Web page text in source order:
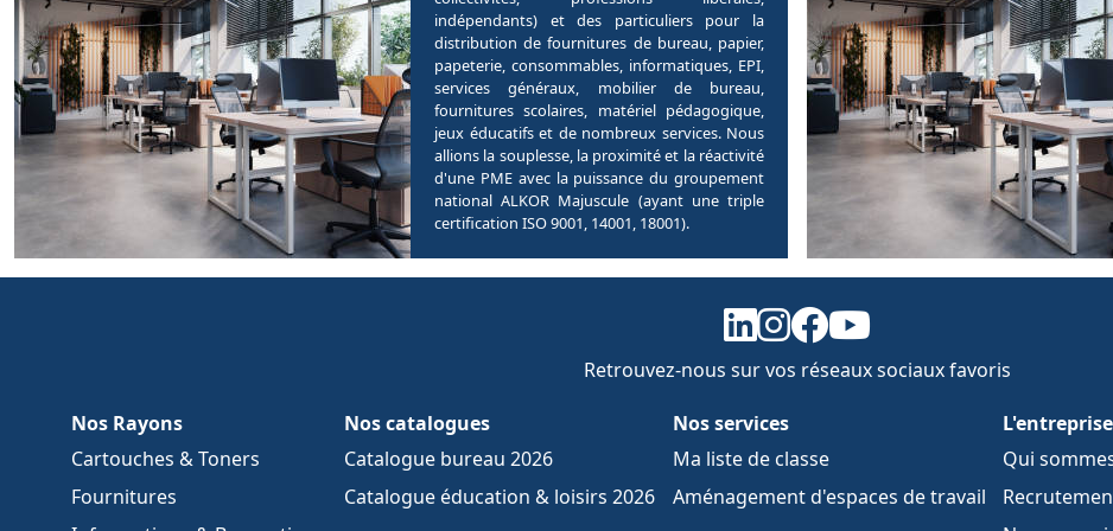
indépendants) et des particuliers pour la
distribution de fournitures de bureau, papier,
papeterie, consommables, informatiques, EPI,
services généraux, mobilier de bureau,
fournitures scolaires, matériel pédagogique,
jeux éducatifs et de nombreux services. Nous
allions la souplesse, la proximité et la réactivité
d'une PME avec la puissance du groupement
national ALKOR Majuscule (ayant une triple
certification ISO 9001, 14001, 18001).
Nos Rayons
Cartouches & Toners
Fournitures
Nos catalogues
Catalogue bureau 2026
Catalogue éducation & loisirs 2026
Nos services
Ma liste de classe
Aménagement d'espaces de travail
L'entreprise
Qui
Retrouvez-nous sur vos réseaux sociaux favoris